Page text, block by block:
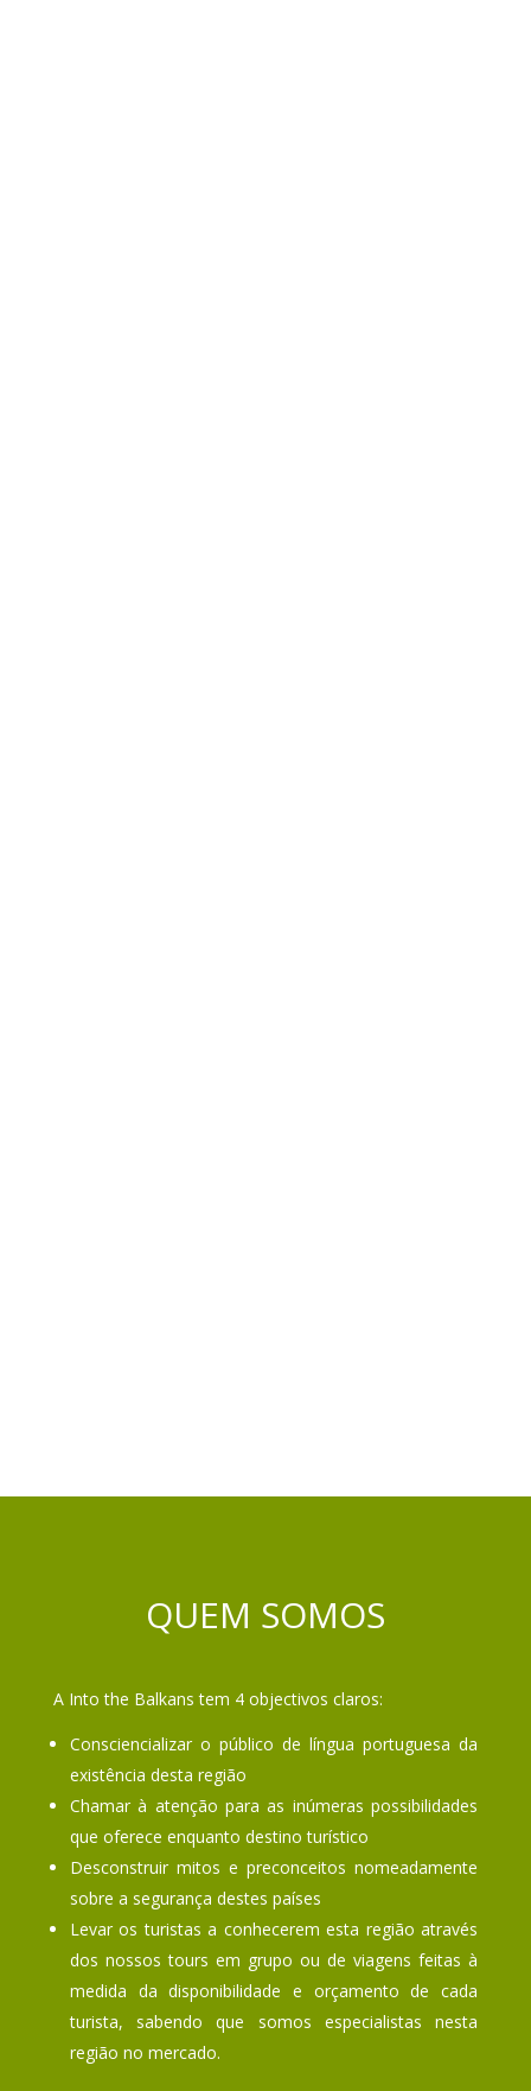
QUEM SOMOS
A Into the Balkans tem 4 objectivos claros:
Consciencializar o público de língua portuguesa da
existência desta região
Chamar à atenção para as inúmeras possibilidades
que oferece enquanto destino turístico
Desconstruir mitos e preconceitos nomeadamente
sobre a segurança destes países
Levar os turistas a conhecerem esta região através
dos nossos tours em grupo ou de viagens feitas à
medida da disponibilidade e orçamento de cada
turista, sabendo que somos especialistas nesta
região no mercado.